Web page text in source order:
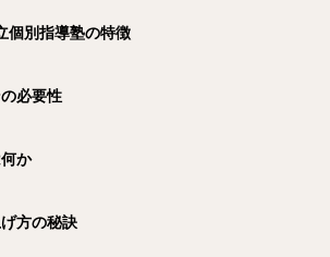
個別指導塾の特徴
必要性
か
方の秘訣